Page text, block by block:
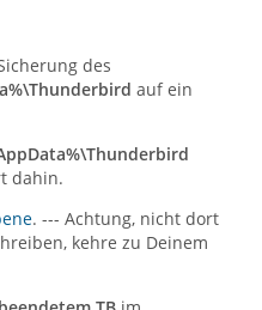
des
auf ein
dahin.
. --- Achtung, nicht dort
kehre zu Deinem